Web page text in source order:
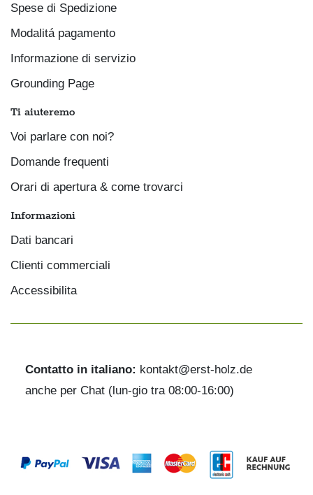
Spese di Spedizione
Modalitá pagamento
Informazione di servizio
Grounding Page
Ti aiuteremo
Voi parlare con noi?
Domande frequenti
Orari di apertura & come trovarci
Informazioni
Dati bancari
Clienti commerciali
Accessibilita
Contatto in italiano: kontakt@erst-holz.de
anche per Chat (lun-gio tra 08:00-16:00)